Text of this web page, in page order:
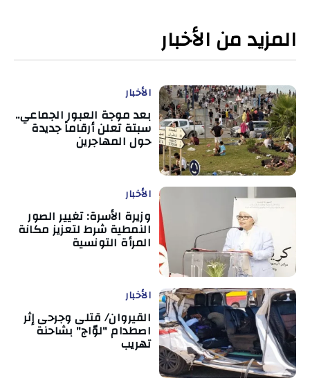
المزيد من الأخبار
الأخبار
بعد موجة العبور الجماعي..
سبتة تعلن أرقاماً جديدة
حول المهاجرين
الأخبار
وزيرة الأسرة: تغيير الصور
النمطية شرط لتعزيز مكانة
المرأة التونسية
الأخبار
القيروان/ قتلى وجرحى إثر
اصطدام "لوّاج" بشاحنة
تهريب